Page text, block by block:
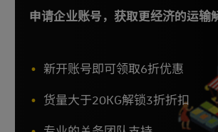
申请企业账号，获取更经济的运输
新开账号即可领取6折优惠
货量大于20KG解锁3折折扣